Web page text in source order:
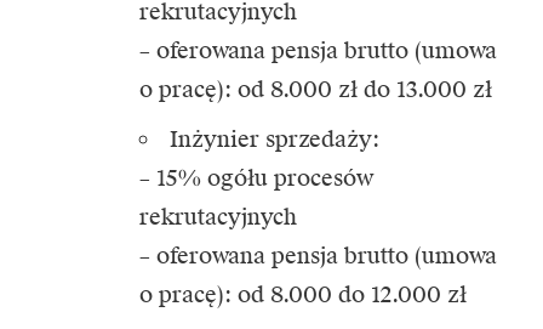
rekrutacyjnych
– oferowana pensja brutto (umowa
o pracę): od 8.000 zł do 13.000 zł
Inżynier sprzedaży:
– 15% ogółu procesów
rekrutacyjnych
– oferowana pensja brutto (umowa
o pracę): od 8.000 do 12.000 zł